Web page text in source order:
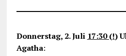
Donnerstag, 2. Juli 17:30 (!)
Agatha: